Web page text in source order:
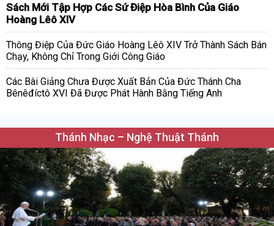
Sách Mới Tập Hợp Các Sứ Điệp Hòa Bình Của Giáo
Hoàng Lêô XIV
Thông Điệp Của Đức Giáo Hoàng Lêô XIV Trở Thành Sách Bán
Chạy, Không Chỉ Trong Giới Công Giáo
Các Bài Giảng Chưa Được Xuất Bản Của Đức Thánh Cha
Bênêđíctô XVI Đã Được Phát Hành Bằng Tiếng Anh
Thánh Nhạc – Nghệ Thuật Thánh